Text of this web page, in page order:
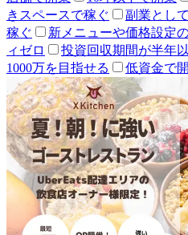
きスペースで稼ぐ
副業とし
稼ぐ
新メニューや価格設定
ィゼロ
投資回収期間が半年
1000万を目指せる
低資金で